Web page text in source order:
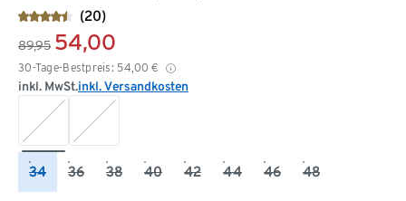
(20)
89,95 54,00
30-Tage-Bestpreis: 54,00 €
inkl. MwSt.inkl. Versandkosten
34 36 38 40 42 44 46 48